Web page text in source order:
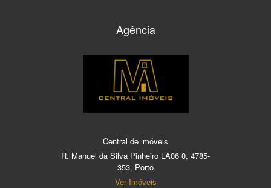
Agência
Central de imóveis
R. Manuel da Silva Pinheiro LA06 0, 4785-
353, Porto
Ver Imóveis